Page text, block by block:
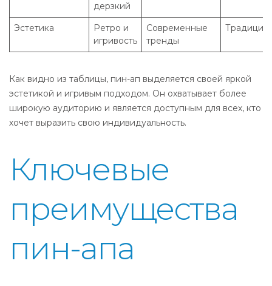
дерзкий
Эстетика
Ретро и
игривость
Современные
тренды
Традиции
Как видно из таблицы, пин-ап выделяется своей яркой
эстетикой и игривым подходом. Он охватывает более
широкую аудиторию и является доступным для всех, кто
хочет выразить свою индивидуальность.
Ключевые
преимущества
пин-апа